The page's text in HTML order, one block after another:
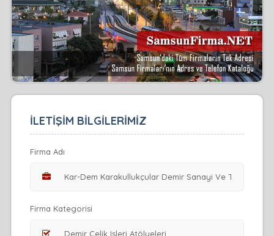
İLETİŞİM BİLGİLERİMİZ
Firma Adı
Firma Kategorisi